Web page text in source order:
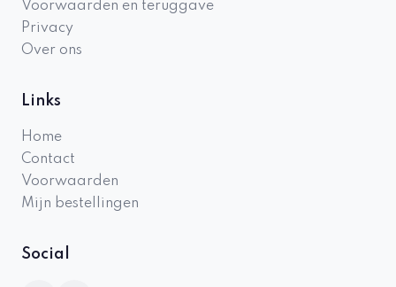
Voorwaarden en teruggave
Privacy
Over ons
Links
Home
Contact
Voorwaarden
Mijn bestellingen
Social